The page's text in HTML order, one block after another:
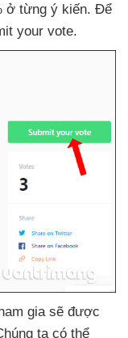
ở từng ý kiến. Để
your vote.
gia sẽ được
ta có thể